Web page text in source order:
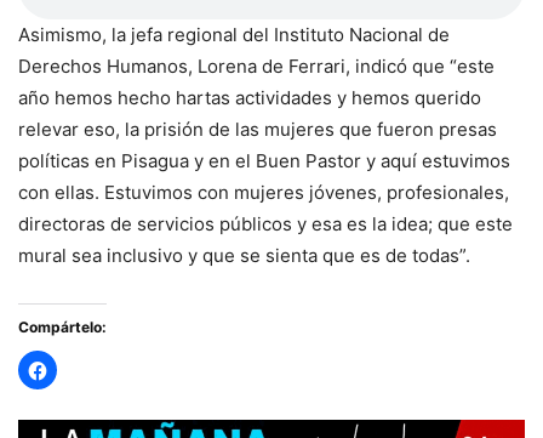
Asimismo, la jefa regional del Instituto Nacional de
Derechos Humanos, Lorena de Ferrari, indicó que “este
año hemos hecho hartas actividades y hemos querido
relevar eso, la prisión de las mujeres que fueron presas
políticas en Pisagua y en el Buen Pastor y aquí estuvimos
con ellas. Estuvimos con mujeres jóvenes, profesionales,
directoras de servicios públicos y esa es la idea; que este
mural sea inclusivo y que se sienta que es de todas”.
Compártelo: